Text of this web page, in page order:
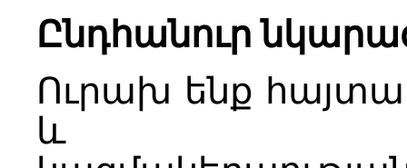
Ընդհանուր
Ուրախ ենք
և